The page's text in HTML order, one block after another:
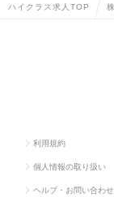
ハイクラス求人TOP
利用規約
個人情報の取り扱い
ヘルプ・お問い合わせ